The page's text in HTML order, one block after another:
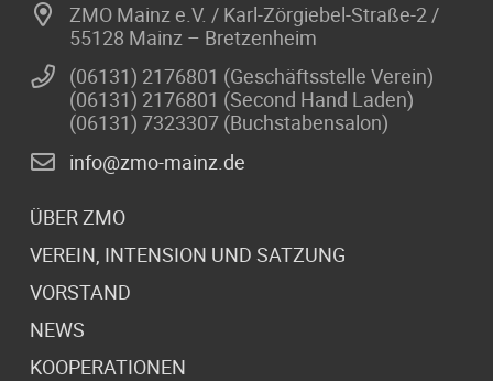
ZMO Mainz e.V. / Karl-Zörgiebel-Straße-2 /
55128 Mainz – Bretzenheim
(06131) 2176801 (Geschäftsstelle Verein)
(06131) 2176801 (Second Hand Laden)
(06131) 7323307 (Buchstabensalon)
info@zmo-mainz.de
ÜBER ZMO
VEREIN, INTENSION UND SATZUNG
VORSTAND
NEWS
KOOPERATIONEN